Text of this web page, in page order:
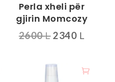
Perla xheli për
gjirin Momcozy
2600L Çmimi
2600 L.
2340 L
është: